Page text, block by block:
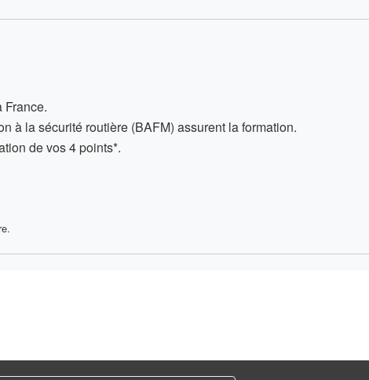
France.
à la sécurité routière (BAFM) assurent la formation.
de vos 4 points*.